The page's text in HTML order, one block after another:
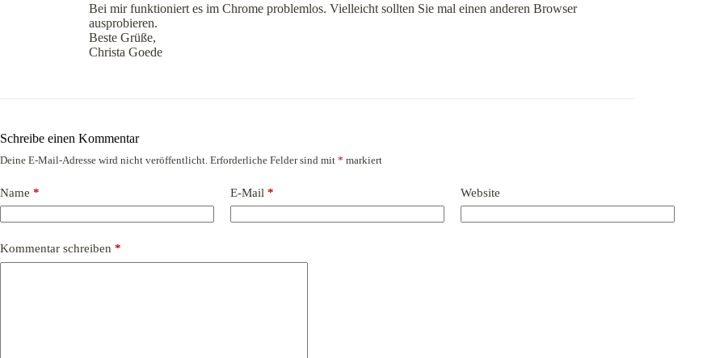
Bei mir funktioniert es im Chrome problemlos. Vielleicht sollten Sie mal einen anderen Browser
ausprobieren.
Beste Grüße,
Christa Goede
Schreibe einen Kommentar
Deine E-Mail-Adresse wird nicht veröffentlicht. Erforderliche Felder sind mit * markiert
Name * E-Mail * Website
Kommentar schreiben *